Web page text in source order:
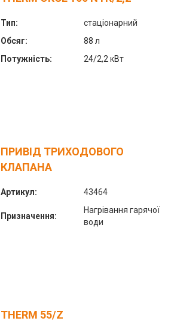
Тип:
стаціонарний
Обсяг:
88 л
Потужність:
24/2,2 кВт
ПРИВІД ТРИХОДОВОГО
КЛАПАНА
Артикул: 43464
Призначення:
Нагрівання гарячої
води
THERM 55/Z